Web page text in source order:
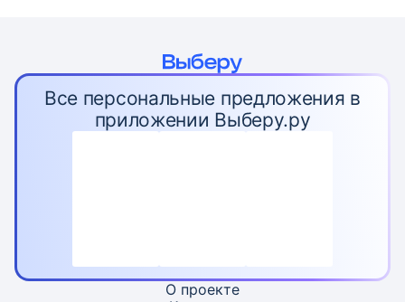
Все персональные предложения в
приложении Выберу.ру
О проекте